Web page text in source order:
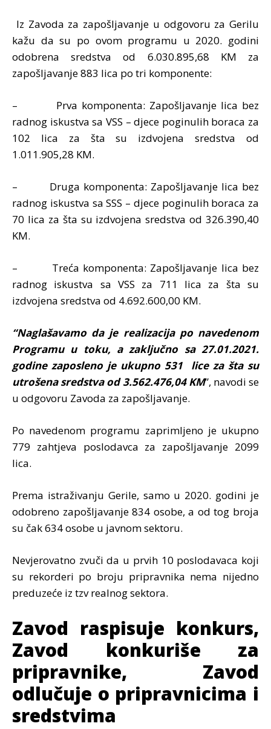
Iz Zavoda za zapošljavanje u odgovoru za Gerilu
kažu da su po ovom programu u 2020. godini
odobrena sredstva od 6.030.895,68 KM za
zapošljavanje 883 lica po tri komponente:
– Prva komponenta: Zapošljavanje lica bez
radnog iskustva sa VSS – djece poginulih boraca za
102 lica za šta su izdvojena sredstva od
1.011.905,28 KM.
– Druga komponenta: Zapošljavanje lica bez
radnog iskustva sa SSS – djece poginulih boraca za
70 lica za šta su izdvojena sredstva od 326.390,40
KM.
– Treća komponenta: Zapošljavanje lica bez
radnog iskustva sa VSS za 711 lica za šta su
izdvojena sredstva od 4.692.600,00 KM.
“Naglašavamo da je realizacija po navedenom
Programu u toku, a zaključno sa 27.01.2021.
godine zaposleno je ukupno 531 lice za šta su
utrošena sredstva od 3.562.476,04 KM”, navodi se
u odgovoru Zavoda za zapošljavanje.
Po navedenom programu zaprimljeno je ukupno
779 zahtjeva poslodavca za zapošljavanje 2099
lica.
Prema istraživanju Gerile, samo u 2020. godini je
odobreno zapošljavanje 834 osobe, a od tog broja
su čak 634 osobe u javnom sektoru.
Nevjerovatno zvuči da u prvih 10 poslodavaca koji
su rekorderi po broju pripravnika nema nijedno
preduzeće iz tzv realnog sektora.
Zavod raspisuje konkurs,
Zavod konkuriše za
pripravnike, Zavod
odlučuje o pripravnicima i
sredstvima